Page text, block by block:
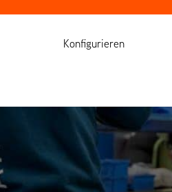
Konfigurieren